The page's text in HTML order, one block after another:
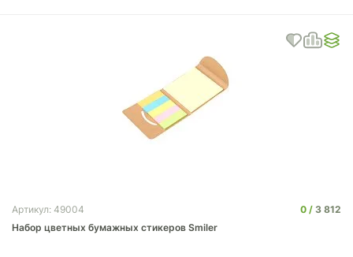
Артикул: 49004 0
3 812
Набор цветных бумажных стикеров Smiler